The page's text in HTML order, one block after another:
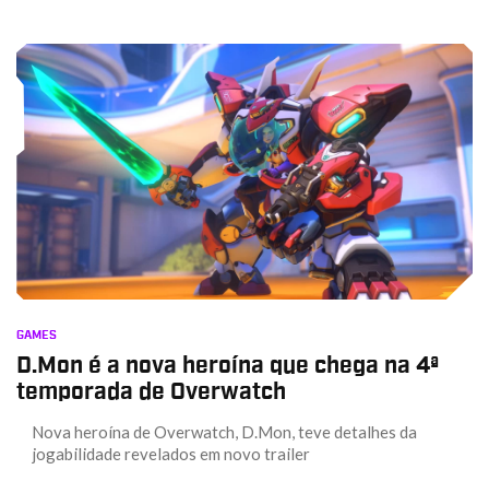
GAMES
D.Mon é a nova heroína que chega na 4ª
temporada de Overwatch
Nova heroína de Overwatch, D.Mon, teve detalhes da
jogabilidade revelados em novo trailer